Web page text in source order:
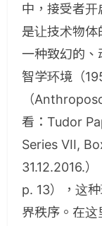
中，接受者
是让技术物
一种致幻的、
智学环境（
（
看：Tudor
Series VII,
31.12.2016.）
p. 13），这
界秩序。在